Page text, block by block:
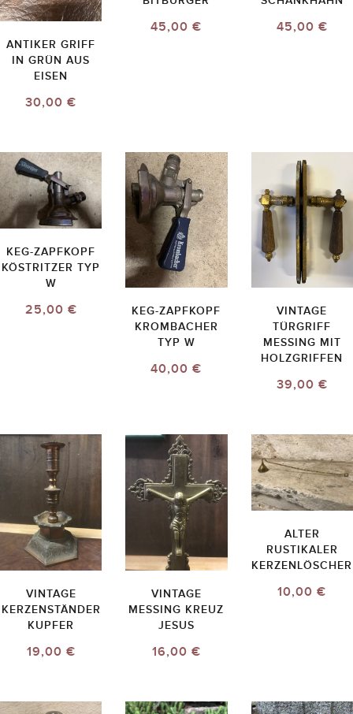
ANTIKER GRIFF
IN GRÜN AUS
EISEN
30,00 €
45,00 € 45,00 €
KEG-ZAPFKOPF
KÖSTRITZER TYP
W
25,00 €
KEG-ZAPFKOPF
KROMBACHER
TYP W
40,00 €
VINTAGE
TÜRGRIFF
MESSING MIT
HOLZGRIFFEN
39,00 €
VINTAGE
KERZENSTÄNDER
KUPFER
19,00 €
VINTAGE
MESSING KREUZ
JESUS
16,00 €
ALTER
RUSTIKALER
KERZENLÖSCHER
10,00 €